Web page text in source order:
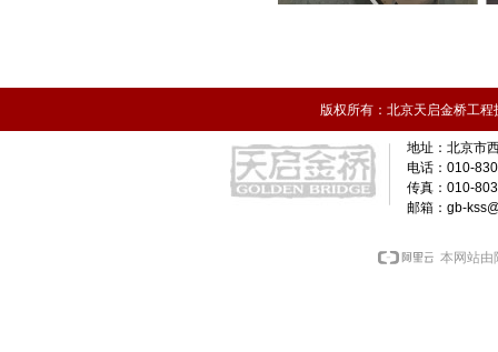
版权所有：北京天启金桥
地址： 北京市
电话：010-
传真：010-
邮箱：gb-
本网站由